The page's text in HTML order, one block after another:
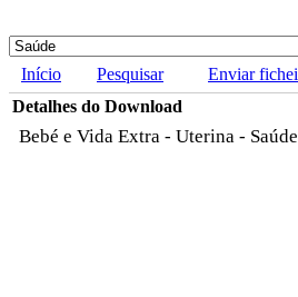
Início Pesquisar Enviar
Detalhes do Download
Bebé e Vida Extra - Uterina -